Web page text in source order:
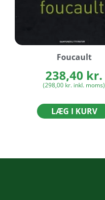
Foucault
238,40 kr.
(298,00 kr. inkl. moms)
LÆG I KURV